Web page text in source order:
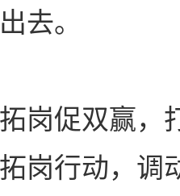
去。
岗促双赢，
岗行动，调